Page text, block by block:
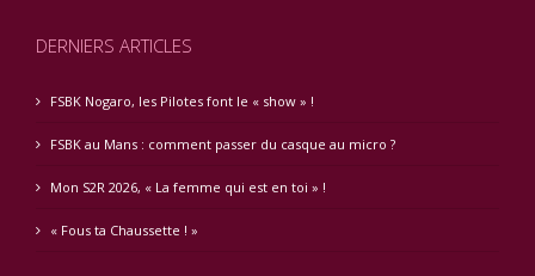
DERNIERS ARTICLES
FSBK Nogaro, les Pilotes font le « show » !
FSBK au Mans : comment passer du casque au micro ?
Mon S2R 2026, « La femme qui est en toi » !
« Fous ta Chaussette ! »